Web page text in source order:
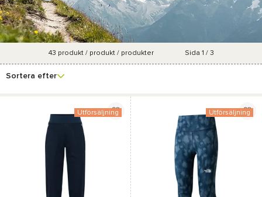
filter
43 produkt / produkt / produkter Sida 1 / 3
Sortera efter
Utförsäljning Utförsäljning